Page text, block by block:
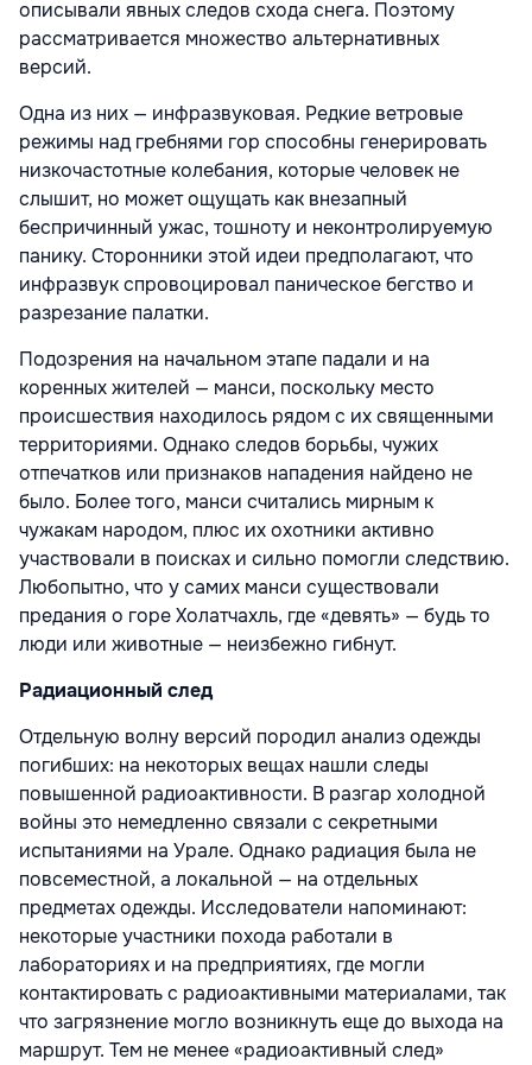
описывали явных следов схода снега. Поэтому
рассматривается множество альтернативных
версий.
Одна из них — инфразвуковая. Редкие ветровые
режимы над гребнями гор способны генерировать
низкочастотные колебания, которые человек не
слышит, но может ощущать как внезапный
беспричинный ужас, тошноту и неконтролируемую
панику. Сторонники этой идеи предполагают, что
инфразвук спровоцировал паническое бегство и
разрезание палатки.
Подозрения на начальном этапе падали и на
коренных жителей — манси, поскольку место
происшествия находилось рядом с их священными
территориями. Однако следов борьбы, чужих
отпечатков или признаков нападения найдено не
было. Более того, манси считались мирным к
чужакам народом, плюс их охотники активно
участвовали в поисках и сильно помогли следствию.
Любопытно, что у самих манси существовали
предания о горе Холатчахль, где «девять» — будь то
люди или животные — неизбежно гибнут.
Радиационный след
Отдельную волну версий породил анализ одежды
погибших: на некоторых вещах нашли следы
повышенной радиоактивности. В разгар холодной
войны это немедленно связали с секретными
испытаниями на Урале. Однако радиация была не
повсеместной, а локальной — на отдельных
предметах одежды. Исследователи напоминают:
некоторые участники похода работали в
лабораториях и на предприятиях, где могли
контактировать с радиоактивными материалами, так
что загрязнение могло возникнуть еще до выхода на
маршрут. Тем не менее «радиоактивный след»